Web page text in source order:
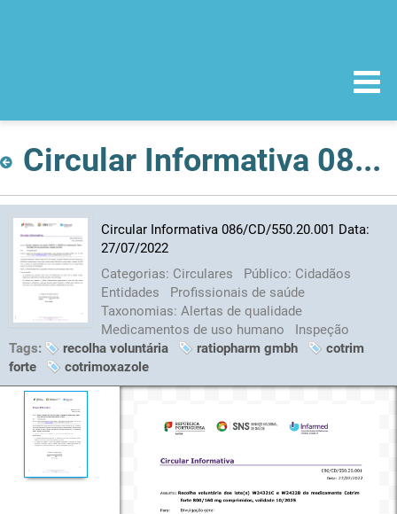
Circular Informativa 086/CD/550.20.001 Data: 27/07/2022
Circular Informativa 086/CD/550.20.001 Data:
27/07/2022
Categorias: Circulares Público: Cidadãos
Entidades
Profissionais de saúde
Taxonomias: Alertas de qualidade
Medicamentos de uso humano
Inspeção
Tags:
recolha voluntária ratiopharm gmbh
cotrim
forte
cotrimoxazole